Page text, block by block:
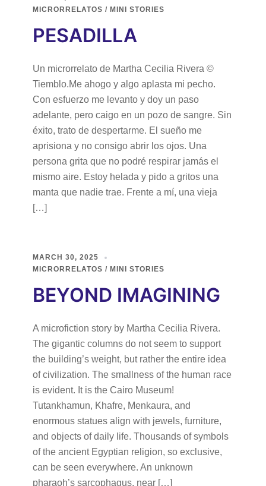
MICRORRELATOS / MINI STORIES
PESADILLA
Un microrrelato de Martha Cecilia Rivera ©
Tiemblo.Me ahogo y algo aplasta mi pecho.
Con esfuerzo me levanto y doy un paso
adelante, pero caigo en un pozo de sangre. Sin
éxito, trato de despertarme. El sueño me
aprisiona y no consigo abrir los ojos. Una
persona grita que no podré respirar jamás el
mismo aire. Estoy helada y pido a gritos una
manta que nadie trae. Frente a mí, una vieja
[…]
MARCH 30, 2025
MICRORRELATOS / MINI STORIES
BEYOND IMAGINING
A microfiction story by Martha Cecilia Rivera.
The gigantic columns do not seem to support
the building’s weight, but rather the entire idea
of civilization. The smallness of the human race
is evident. It is the Cairo Museum!
Tutankhamun, Khafre, Menkaura, and
enormous statues align with jewels, furniture,
and objects of daily life. Thousands of symbols
of the ancient Egyptian religion, so exclusive,
can be seen everywhere. An unknown
pharaoh’s sarcophagus, near […]